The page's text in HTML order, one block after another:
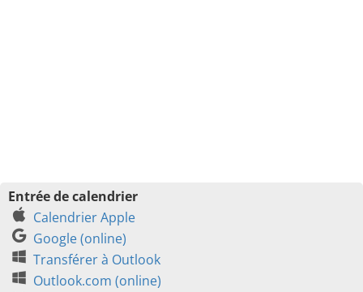
Entrée de calendrier
Calendrier Apple
Google (online)
Transférer à Outlook
Outlook.com (online)